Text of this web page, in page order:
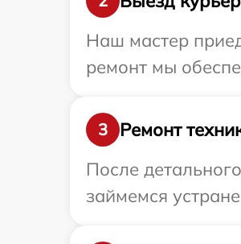
Наш мастер
ремонт мы
3
Ремонт
После
займемся